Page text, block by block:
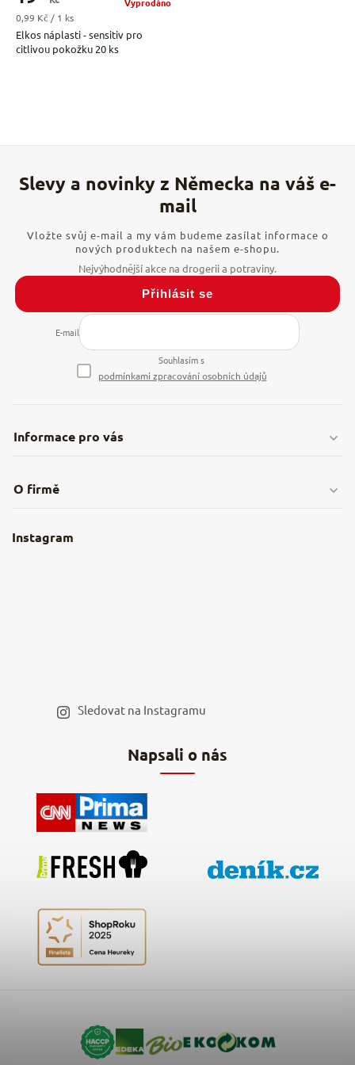
Elkos náplasti - sensitiv pro
citlivou pokožku 20 ks
Měrná cena:
0,99 Kč / 1 ks
Informace pro vás
Obchodní podmínky
Nejčastější dotazy
Vložte svůj e-mail a my vám budeme zasílat informace o
nových produktech na našem e-shopu.
E-mail
Souhlasím s
podmínkami zpracování osobních údajů
Přihlásit se
Napsali o nás
Instagram
Sledovat na Instagramu
O firmě
Hodnocení obchodu